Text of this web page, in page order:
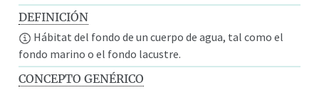
DEFINICIÓN
Hábitat del fondo de un cuerpo de agua, tal como el
fondo marino o el fondo lacustre.
CONCEPTO GENÉRICO